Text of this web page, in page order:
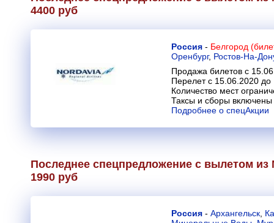
4400 руб
Россия - Белгород
Оренбург, Ростов-На-
Продажа билетов с
Перелет с 15.06.2020 до
Количество мест
Таксы и сборы включены
Подробнее о спецАкции
Последнее спецпредложение с вылетом
1990 руб
Россия - Архангельск